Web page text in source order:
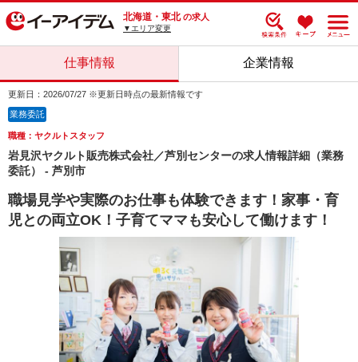
北海道・東北 の求人
▼エリア変更
仕事情報 企業情報
更新日：2026/07/27 ※更新日時点の最新情報です
業務委託
職種：ヤクルトスタッフ
岩見沢ヤクルト販売株式会社／芦別センターの求人情報詳細（業務
委託） - 芦別市
職場見学や実際のお仕事も体験できます！家事・育
児との両立OK！子育てママも安心して働けます！